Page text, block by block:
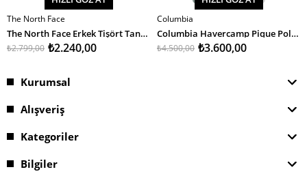
SEPETE EKLE
The North Face
The North Face Erkek Tişört Tanken Polo - Eu
₺2.240,00
₺2.799,00
SEPETE EKLE
Columbia
Columbia Havercamp Pique Polo Erkek T-Shirt
₺3.600,00
₺4.500,00
Kurumsal
Alışveriş
Kategoriler
Bilgiler